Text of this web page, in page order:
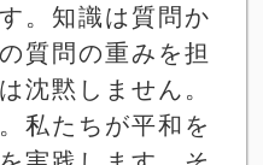
。知識は質問か
質問の重みを担
沈黙しません。
私たちが平和を